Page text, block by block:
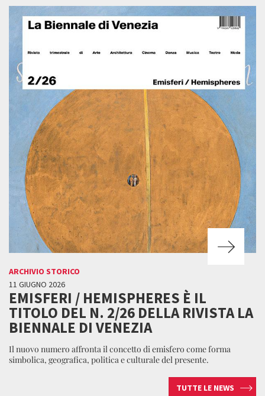
ARCHIVIO STORICO
11 GIUGNO 2026
EMISFERI / HEMISPHERES È IL
TITOLO DEL N. 2/26 DELLA RIVISTA LA
BIENNALE DI VENEZIA
Il nuovo numero affronta il concetto di emisfero come forma
simbolica, geografica, politica e culturale del presente.
TUTTE LE NEWS